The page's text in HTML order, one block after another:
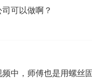
可以做啊？
中，师傅也是用螺丝